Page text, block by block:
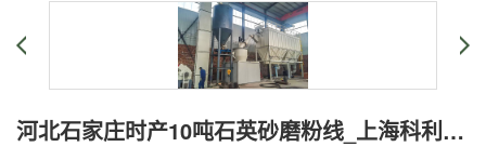
河北石家庄时产10吨石英砂磨粉线_上海科利瑞克